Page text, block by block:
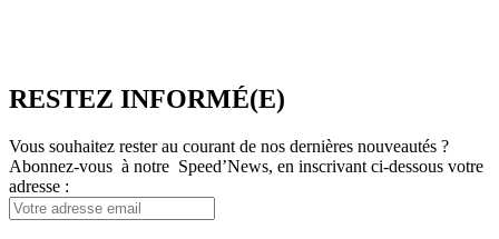
RESTEZ INFORMÉ(E)
Vous souhaitez rester au courant de nos dernières nouveautés ?
Abonnez-vous à notre Speed’News, en inscrivant ci-dessous votre
adresse :